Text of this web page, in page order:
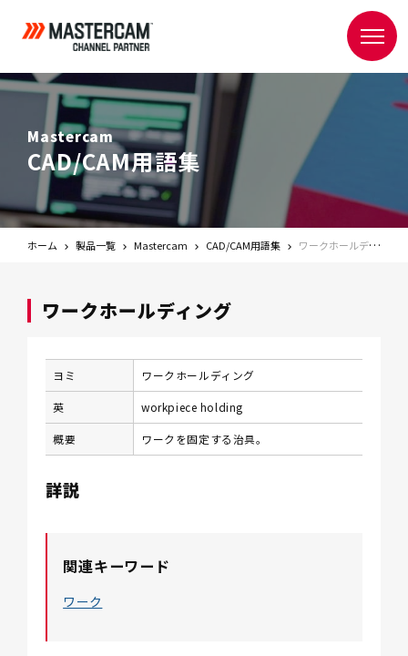
Mastercam
CAD/CAM用語集
ホーム 製品一覧 Mastercam CAD/CAM用語集 ワークホールディング
ワークホールディング
ヨミ ワークホールディング
英 workpiece holding
概要 ワークを固定する治具。
詳説
関連キーワード
ワーク